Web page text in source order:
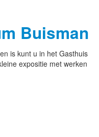
Buisman
is kunt u in het Gasthuis
expositie met werken